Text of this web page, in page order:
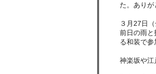
た。ありが
３月27日
前日の雨
る和装で参
神楽坂や江